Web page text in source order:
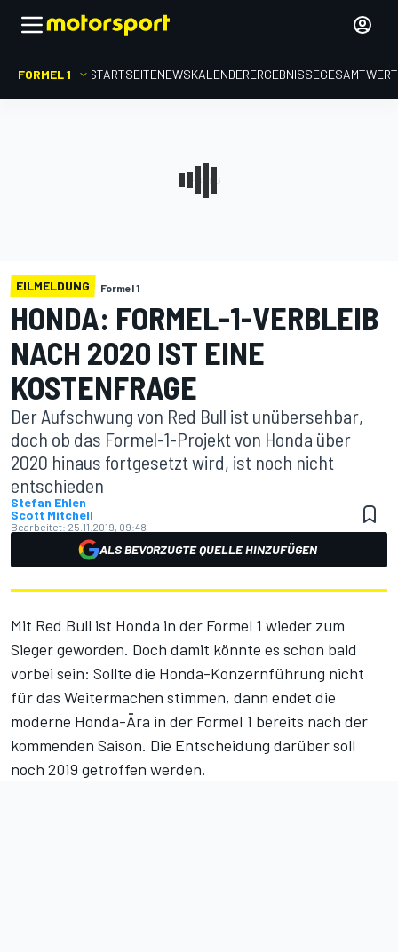
FORMEL 1 STARTSEITENEWSKALENDERERGEBNISSE
EILMELDUNG Formel 1
HONDA: FORMEL-1-VERBLEIB
NACH 2020 IST EINE
KOSTENFRAGE
Der Aufschwung von Red Bull ist unübersehbar,
doch ob das Formel-1-Projekt von Honda über
2020 hinaus fortgesetzt wird, ist noch nicht
entschieden
Stefan Ehlen
Scott Mitchell
Bearbeitet: 25.11.2019, 09:48
ALS BEVORZUGTE QUELLE HINZUFÜGEN
Mit Red Bull ist Honda in der Formel 1 wieder zum
Sieger geworden. Doch damit könnte es schon bald
vorbei sein: Sollte die Honda-Konzernführung nicht
für das Weitermachen stimmen, dann endet die
moderne Honda-Ära in der Formel 1 bereits nach der
kommenden Saison. Die Entscheidung darüber soll
noch 2019 getroffen werden.